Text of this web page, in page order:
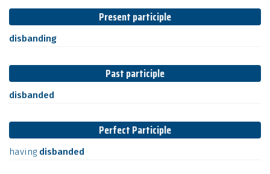
Present participle
disbanding
Past participle
disbanded
Perfect Participle
having disbanded